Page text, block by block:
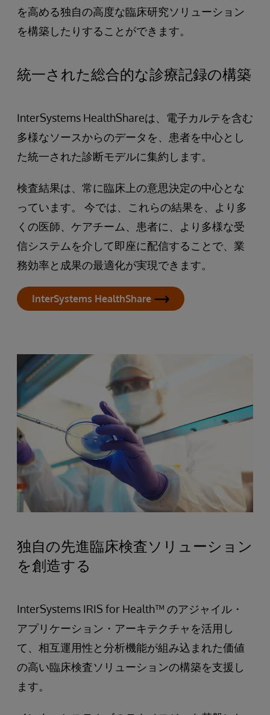
を高める独自の高度な臨床研究ソリューション
を構築したりすることができます。
統一された総合的な診療記録の構築
InterSystems HealthShareは、電子カルテを含む
多様なソースからのデータを、患者を中心とし
た統一された診断モデルに集約します。
検査結果は、常に臨床上の意思決定の中心とな
っています。 今では、これらの結果を、より多
くの医師、ケアチーム、患者に、より多様な受
信システムを介して即座に配信することで、業
務効率と成果の最適化が実現できます。
InterSystems HealthShare
独自の先進臨床検査ソリューション
を創造する
InterSystems IRIS for Health™ のアジャイル・
アプリケーション・アーキテクチャを活用し
て、相互運用性と分析機能が組み込まれた価値
の高い臨床検査ソリューションの構築を支援し
ます。